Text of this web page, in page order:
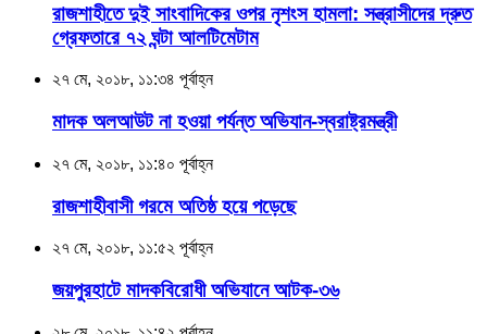
রাজশাহীতে দুই সাংবাদিকের ওপর নৃশংস হামলা: সন্ত্রাসীদের দ্রুত
গ্রেফতারে ৭২ ঘন্টা আলটিমেটাম
২৭ মে, ২০১৮, ১১:৩৪ পূর্বাহ্ন
মাদক অলআউট না হওয়া পর্যন্ত অভিযান-স্বরাষ্ট্রমন্ত্রী
২৭ মে, ২০১৮, ১১:৪০ পূর্বাহ্ন
রাজশাহীবাসী গরমে অতিষ্ঠ হয়ে পড়েছে
২৭ মে, ২০১৮, ১১:৫২ পূর্বাহ্ন
জয়পুরহাটে মাদকবিরোধী অভিযানে আটক-৩৬